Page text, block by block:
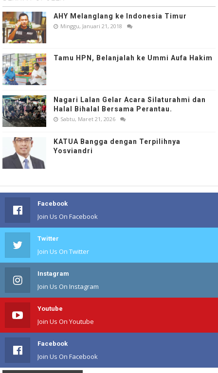
AHY Melanglang ke Indonesia Timur
Minggu, Januari 21, 2018
Tamu HPN, Belanjalah ke Ummi Aufa Hakim
Nagari Lalan Gelar Acara Silaturahmi dan
Halal Bihalal Bersama Perantau.
Sabtu, Maret 21, 2026
KATUA Bangga dengan Terpilihnya
Yosviandri
Facebook
Join Us On Facebook
Twitter
Join Us On Twitter
Instagram
Join Us On Instagram
Youtube
Join Us On Youtube
Facebook
Join Us On Facebook